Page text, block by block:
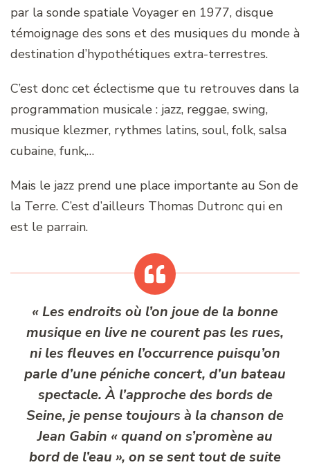
par la sonde spatiale Voyager en 1977, disque
témoignage des sons et des musiques du monde à
destination d’hypothétiques extra-terrestres.
C’est donc cet éclectisme que tu retrouves dans la
programmation musicale : jazz, reggae, swing,
musique klezmer, rythmes latins, soul, folk, salsa
cubaine, funk,…
Mais le jazz prend une place importante au Son de
la Terre. C’est d’ailleurs Thomas Dutronc qui en
est le parrain.
«Les endroits où l’on joue de la bonne
musique en live ne courent pas les rues,
ni les fleuves en l’occurrence puisqu’on
parle d’une péniche concert, d’un bateau
spectacle. À l’approche des bords de
Seine, je pense toujours à la chanson de
Jean Gabin « quand on s’promène au
bord de l’eau », on se sent tout de suite